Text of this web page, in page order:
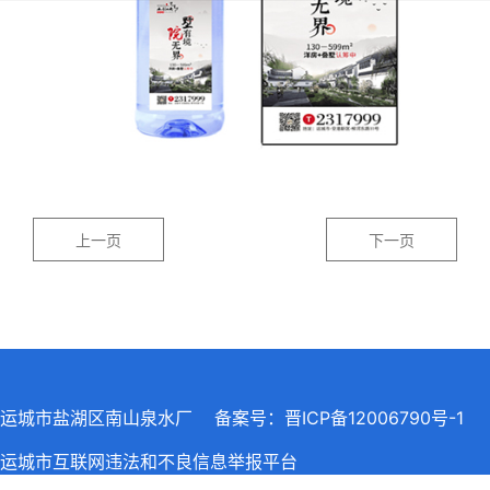
上一页 下一页
运城市盐湖区南山泉水厂 备案号： 晋ICP备12006790号-1
运城市互联网违法和不良信息举报平台